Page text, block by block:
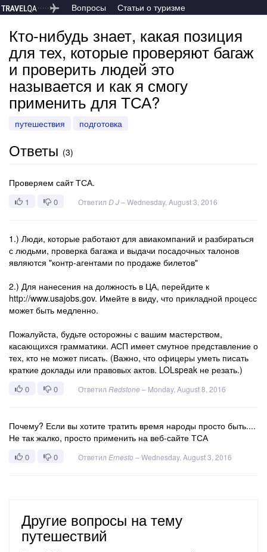
Вопросы Статьи о туризме
Кто-нибудь знает, какая позиция
для тех, которые проверяют багаж
и проверить людей это
называется и как я смогу
применить для ТСА?
путешествия подготовка
Ответы (3)
Проверяем сайт ТСА.
1 0 Ответил D J–Wednesday, August 3, 2016
1.) Люди, которые работают для авиакомпаний и разбираться
с людьми, проверка багажа и выдачи посадочных талонов
являются "контр-агентами по продаже билетов"
2.) Для нанесения на должность в ЦА, перейдите к
http://www.usajobs.gov. Имейте в виду, что прикладной процесс
может быть медленно.
Пожалуйста, будьте осторожны с вашим мастерством,
касающихся грамматики. АСП имеет смутное представление о
тех, кто не может писать. (Важно, что офицеры уметь писать
краткие доклады или правовых актов. LOLspeak не резать.)
0 0 Ответил Redstone– Monday, August 8, 2016
Почему? Если вы хотите тратить время народы просто быть....
Не так жалко, просто применить на веб-сайте ТСА
0 0 Ответил Ernesto–Wednesday, August 3, 2016
Другие вопросы на тему
путешествий